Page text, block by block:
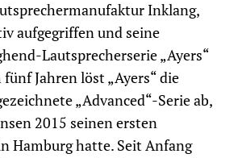
Inklang,
aufgegriffen und seine
Lautsprecherserie „Ayers“
Jahren löst „Ayers“ die
„Advanced“-Serie ab,
2015 seinen ersten
Hamburg hatte. Seit Anfang